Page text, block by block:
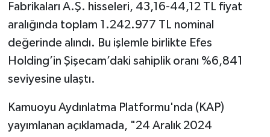
Fabrikaları A.Ş. hisseleri, 43,16-44,12 TL fiyat
aralığında toplam 1.242.977 TL nominal
değerinde alındı. Bu işlemle birlikte Efes
Holding’in Şişecam’daki sahiplik oranı %6,841
seviyesine ulaştı.
Kamuoyu Aydınlatma Platformu'nda (KAP)
yayımlanan açıklamada, "24 Aralık 2024